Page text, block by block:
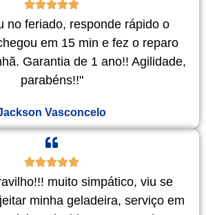
no feriado, responde rápido o
em 15 min e fez o reparo
Garantia de 1 ano!! Agilidade,
parabéns!!"
Vasconcelo
muito simpático, viu se
minha geladeira, serviço em